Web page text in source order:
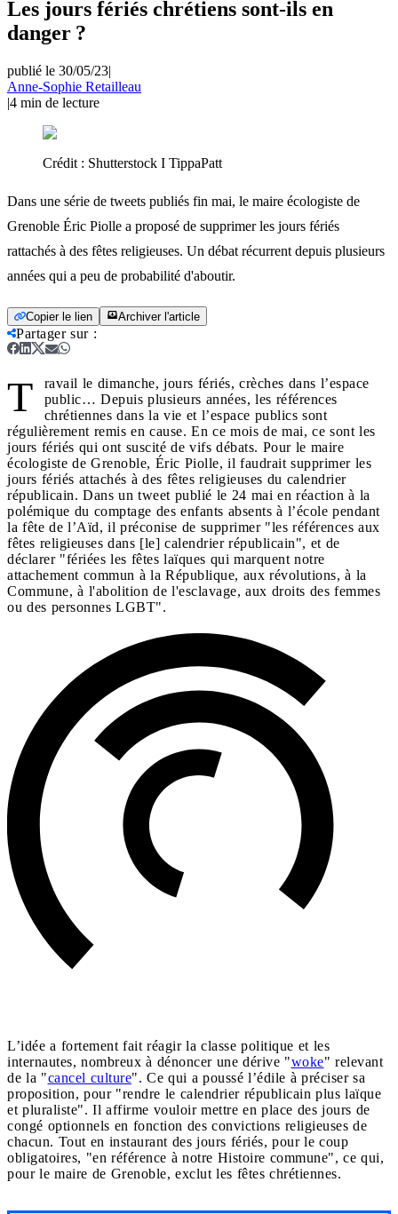
Les jours fériés chrétiens sont-ils en
danger ?
publié le 30/05/23|
Anne-Sophie Retailleau
|4 min de lecture
Crédit : Shutterstock I TippaPatt
Dans une série de tweets publiés fin mai, le maire écologiste de
Grenoble Éric Piolle a proposé de supprimer les jours fériés
rattachés à des fêtes religieuses. Un débat récurrent depuis plusieurs
années qui a peu de probabilité d'aboutir.
Copier le lien Archiver l'article
Partager sur:
T
ravail le dimanche, jours fériés, crèches dans l’espace
public… Depuis plusieurs années, les références
chrétiennes dans la vie et l’espace publics sont
régulièrement remis en cause. En ce mois de mai, ce sont les
jours fériés qui ont suscité de vifs débats. Pour le maire
écologiste de Grenoble, Éric Piolle, il faudrait supprimer les
jours fériés attachés à des fêtes religieuses du calendrier
républicain. Dans un tweet publié le 24 mai en réaction à la
polémique du comptage des enfants absents à l’école pendant
la fête de l’Aïd, il préconise de supprimer "les références aux
fêtes religieuses dans [le] calendrier républicain", et de
déclarer "fériées les fêtes laïques qui marquent notre
attachement commun à la République, aux révolutions, à la
Commune, à l'abolition de l'esclavage, aux droits des femmes
ou des personnes LGBT".
L’idée a fortement fait réagir la classe politique et les
internautes, nombreux à dénoncer une dérive "woke" relevant
de la "cancel culture". Ce qui a poussé l’édile à préciser sa
proposition, pour "rendre le calendrier républicain plus laïque
et pluraliste". Il affirme vouloir mettre en place des jours de
congé optionnels en fonction des convictions religieuses de
chacun. Tout en instaurant des jours fériés, pour le coup
obligatoires, "en référence à notre Histoire commune", ce qui,
pour le maire de Grenoble, exclut les fêtes chrétiennes.